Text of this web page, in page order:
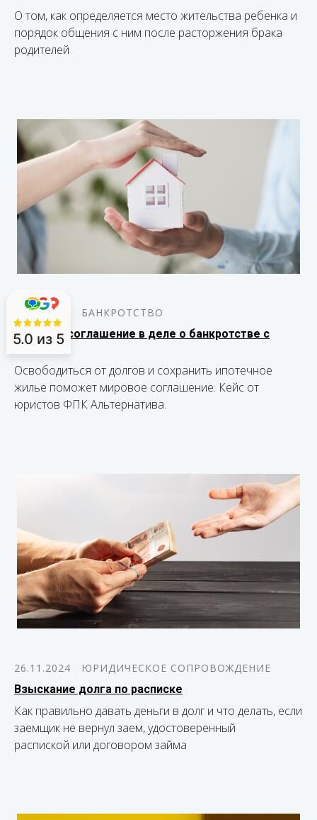
О том, как определяется место жительства ребенка и
порядок общения с ним после расторжения брака
родителей
16.12.2024
БАНКРОТСТВО
Мировое соглашение в деле о банкротстве с
ипотекой
Освободиться от долгов и сохранить ипотечное
жилье поможет мировое соглашение. Кейс от
юристов ФПК Альтернатива.
26.11.2024
ЮРИДИЧЕСКОЕ СОПРОВОЖДЕНИЕ
Взыскание долга по расписке
Как правильно давать деньги в долг и что делать, если
заемщик не вернул заем, удостоверенный
распиской или договором займа
5.0 из 5